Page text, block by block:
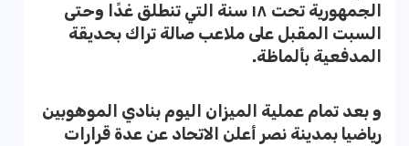
الجمهورية تحت ١٨ سنة التي تنطلق غدًا وحتى
السبت المقبل على ملاعب صالة تراك بحديقة
المدفعية بألماظة.
و بعد تمام عملية الميزان اليوم بنادي الموهوبين
رياضيا بمدينة نصر أعلن الاتحاد عن عدة قرارات